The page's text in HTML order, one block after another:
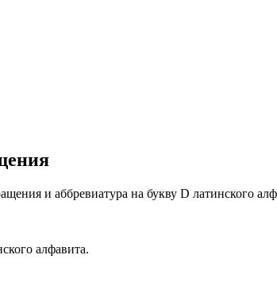
и аббревиатура на букву D латинского
алфавита.